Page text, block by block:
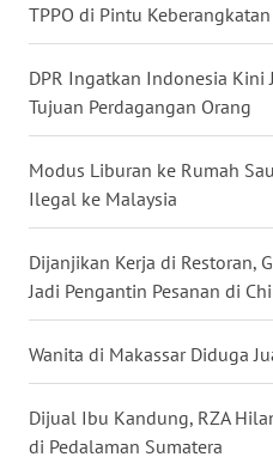
TPPO di Pintu Keberangkatan
DPR Ingatkan Indonesia Kini
Tujuan Perdagangan Orang
Modus Liburan ke Rumah
Ilegal ke Malaysia
Dijanjikan Kerja di Restoran,
Jadi Pengantin Pesanan di
Wanita di Makassar Diduga
Dijual Ibu Kandung, RZA
di Pedalaman Sumatera
WN
WN
GORONTALO
WN
SULUT